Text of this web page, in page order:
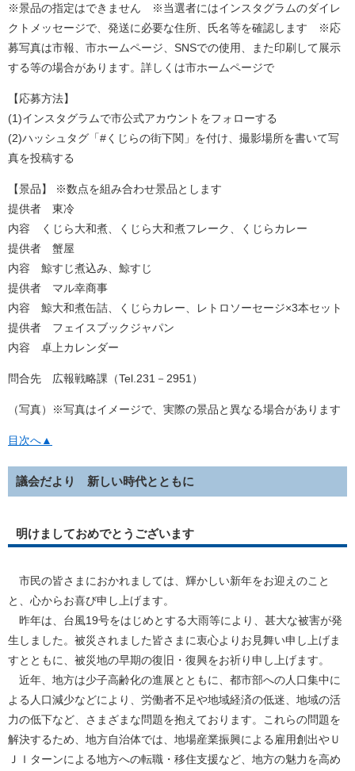
※景品の指定はできません ※当選者にはインスタグラムのダイレ
クトメッセージで、発送に必要な住所、氏名等を確認します ※応
募写真は市報、市ホームページ、SNSでの使用、また印刷して展示
する等の場合があります。詳しくは市ホームページで
【応募方法】
(1)インスタグラムで市公式アカウントをフォローする
(2)ハッシュタグ「#くじらの街下関」を付け、撮影場所を書いて写
真を投稿する
【景品】 ※数点を組み合わせ景品とします
提供者 東冷
内容 くじら大和煮、くじら大和煮フレーク、くじらカレー
提供者 蟹屋
内容 鯨すじ煮込み、鯨すじ
提供者 マル幸商事
内容 鯨大和煮缶詰、くじらカレー、レトロソーセージ×3本セット
提供者 フェイスブックジャパン
内容 卓上カレンダー
問合先 広報戦略課（Tel.231－2951）
（写真）※写真はイメージで、実際の景品と異なる場合があります
目次へ▲
議会だより 新しい時代とともに
明けましておめでとうございます
市民の皆さまにおかれましては、輝かしい新年をお迎えのこと
と、心からお喜び申し上げます。
昨年は、台風19号をはじめとする大雨等により、甚大な被害が発
生しました。被災されました皆さまに衷心よりお見舞い申し上げま
すとともに、被災地の早期の復旧・復興をお祈り申し上げます。
近年、地方は少子高齢化の進展とともに、都市部への人口集中に
よる人口減少などにより、労働者不足や地域経済の低迷、地域の活
力の低下など、さまざまな問題を抱えております。これらの問題を
解決するため、地方自治体では、地場産業振興による雇用創出やＵ
ＪＩターンによる地方への転職・移住支援など、地方の魅力を高め